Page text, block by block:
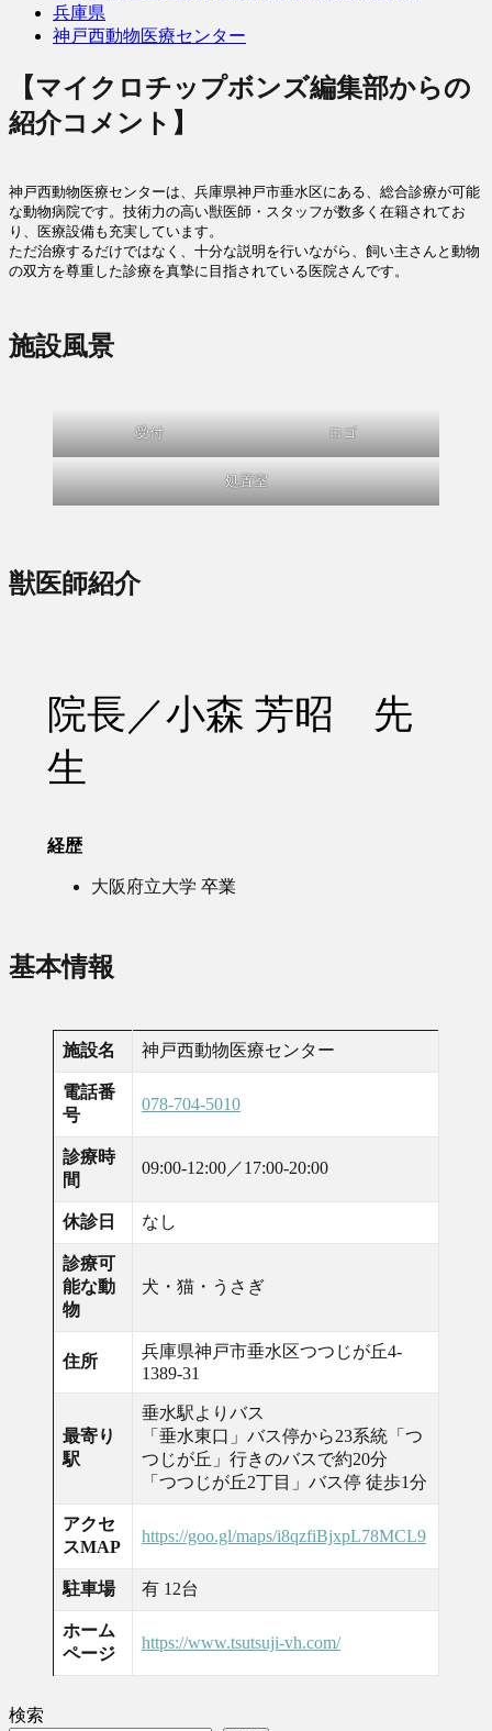
兵庫県
神戸西動物医療センター
【マイクロチップボンズ編集部からの
紹介コメント】
神戸西動物医療センターは、兵庫県神戸市垂水区にある、総合診療が可能
な動物病院です。技術力の高い獣医師・スタッフが数多く在籍されてお
り、医療設備も充実しています。
ただ治療するだけではなく、十分な説明を行いながら、飼い主さんと動物
施設風景
受付 ロゴ
処置室
獣医師紹介
院長／小森 芳昭 先
生
経歴
大阪府立大学 卒業
基本情報
施設名 神戸西動物医療センター
電話番
号
078-704-5010
診療時
間
09:00-12:00／17:00-20:00
休診日 なし
診療可
能な動
物
犬・猫・うさぎ
住所
兵庫県神戸市垂水区つつじが丘4-
1389-31
最寄り
駅
垂水駅よりバス
「垂水東口」バス停から23系統「つ
つじが丘」行きのバスで約20分
「つつじが丘2丁目」バス停 徒歩1分
アクセ
スMAP
https://goo.gl/maps/i8qzfiBjxpL78MCL9
駐車場 有 12台
ホーム
ページ
https://www.tsutsuji-vh.com/
検索